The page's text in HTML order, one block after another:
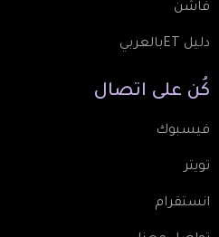
فاشن
دليل ETبالعربي
كُن على اتصال
فيسبوك
تويتر
انستقرام